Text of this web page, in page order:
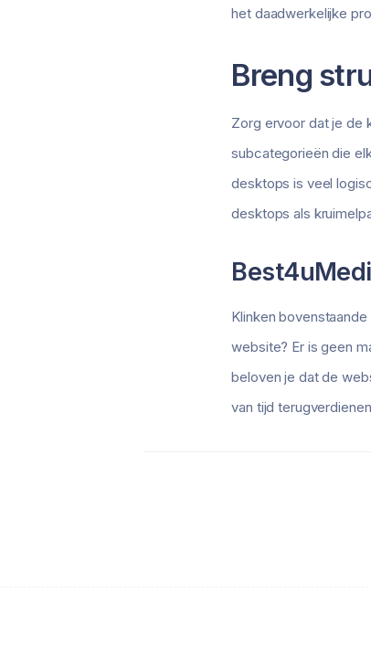
het daadwerkelijke
Breng
Zorg ervoor dat je de
subcategorieën die
desktops is veel
desktops als
Klinken
website? Er is geen
beloven je dat de
van tijd